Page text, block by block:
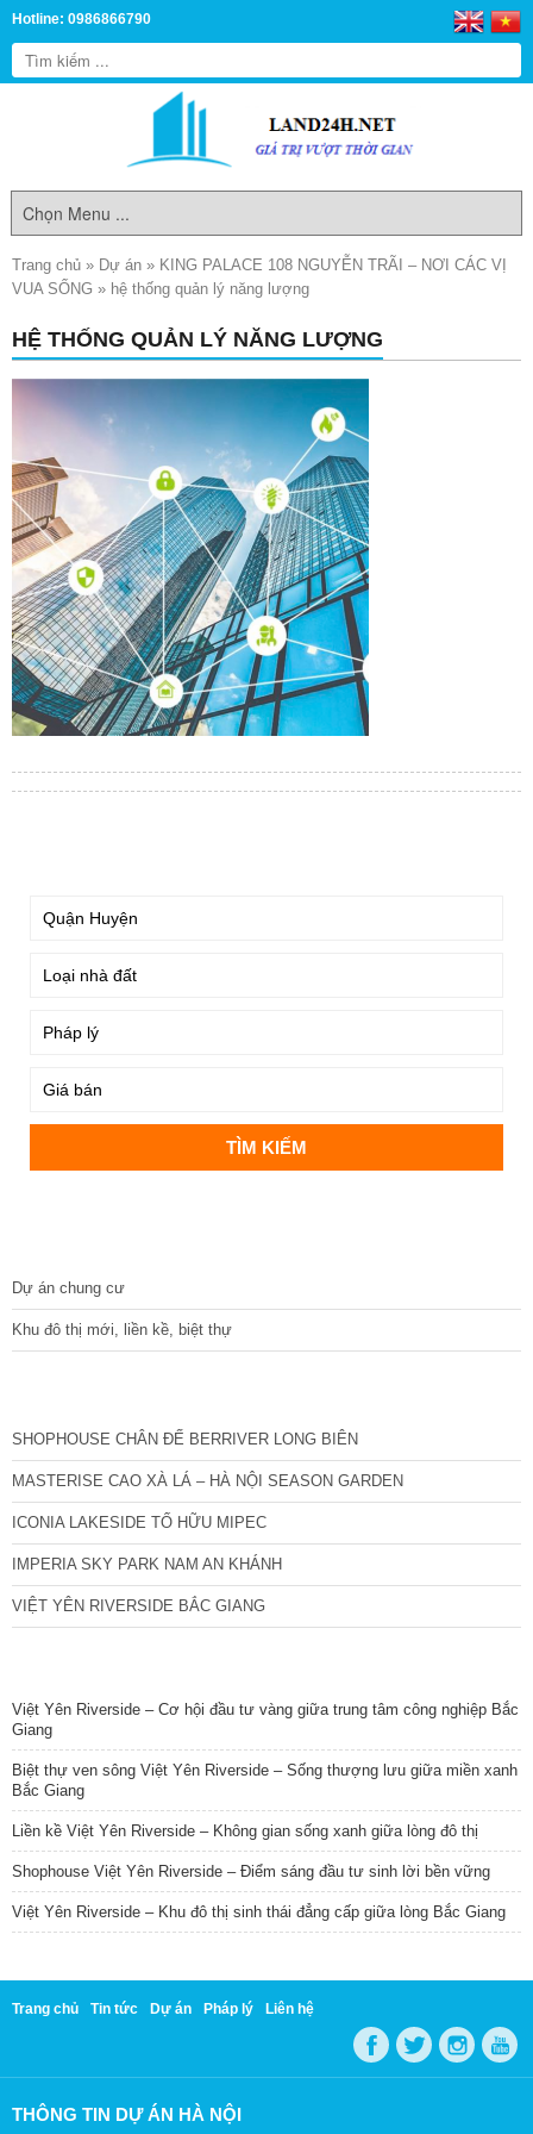
Hotline: 0986866790
Trang chủ » Dự án » KING PALACE 108 NGUYỄN TRÃI – NƠI CÁC VỊ
VUA SỐNG » hệ thống quản lý năng lượng
HỆ THỐNG QUẢN LÝ NĂNG LƯỢNG
Dự án chung cư
Khu đô thị mới, liền kề, biệt thự
SHOPHOUSE CHÂN ĐẾ BERRIVER LONG BIÊN
MASTERISE CAO XÀ LÁ – HÀ NỘI SEASON GARDEN
ICONIA LAKESIDE TỐ HỮU MIPEC
IMPERIA SKY PARK NAM AN KHÁNH
VIỆT YÊN RIVERSIDE BẮC GIANG
Việt Yên Riverside – Cơ hội đầu tư vàng giữa trung tâm công nghiệp Bắc
Giang
Biệt thự ven sông Việt Yên Riverside – Sống thượng lưu giữa miền xanh
Bắc Giang
Liền kề Việt Yên Riverside – Không gian sống xanh giữa lòng đô thị
Shophouse Việt Yên Riverside – Điểm sáng đầu tư sinh lời bền vững
Việt Yên Riverside – Khu đô thị sinh thái đẳng cấp giữa lòng Bắc Giang
Trang chủ Tin tức Dự án Pháp lý Liên hệ
THÔNG TIN DỰ ÁN HÀ NỘI